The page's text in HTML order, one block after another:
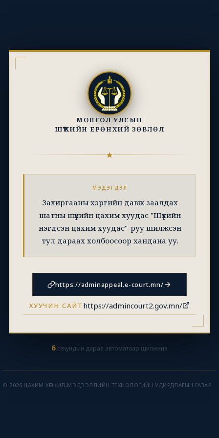
МОНГОЛ УЛСЫН
ШҮҮХИЙН ЕРӨНХИЙ ЗӨВЛӨЛ
МЭДЭГДЭЛ
Захиргааны хэргийн давж заалдах
шатны шүүхийн цахим хуудас "Шүүхийн
нэгдсэн цахим хуудас"-руу шилжсэн
тул дараах холбоосоор хандана уу.
https://adminappeal.e-court.mn/
ХУУЧИН САЙТ https://admincourt2.gov.mn/
6 секундын дараа автоматаар шилжинэ
© 2026 ЦАХИМ ХӨГЖИЛ,МЭДЭЭЛЛИЙН ТЕХНОЛОГИЙН УДИРДЛАГЫН ГАЗАР